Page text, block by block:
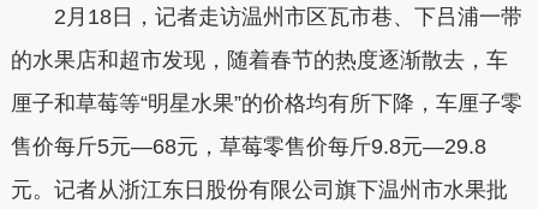
2月18日，记者走访温州市区瓦市巷、下吕浦一带
的水果店和超市发现，随着春节的热度逐渐散去，车
厘子和草莓等“明星水果”的价格均有所下降， 车厘子零
售价每斤5元—68元，草莓零售价每斤9.8元—29.8
元。记者从浙江东日股份有限公司旗下温州市水果批